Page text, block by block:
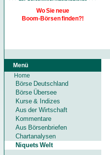
Wo Sie neue
Boom-Börsen finden?!
Menü
Home
Börse Deutschland
Börse Übersee
Kurse & Indizes
Aus der Wirtschaft
Kommentare
Aus Börsenbriefen
Chartanalysen
Niquets Welt